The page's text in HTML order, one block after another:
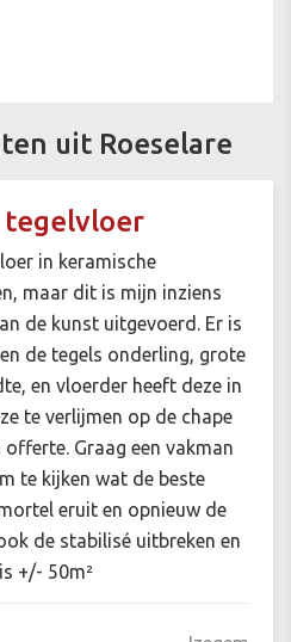
uit Roeselare
tegelvloer
in keramische
maar dit is mijn inziens
de kunst uitgevoerd. Er is
de tegels onderling, grote
en vloerder heeft deze in
te verlijmen op de chape
Graag een vakman
te kijken wat de beste
eruit en opnieuw de
de stabilisé uitbreken en
+/- 50m²